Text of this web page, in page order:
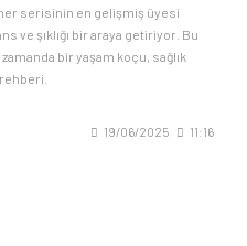
serisinin en gelişmiş üyesi
ve şıklığı bir araya getiriyor. Bu
bir yaşam koçu, sağlık
19/06/2025 11:16